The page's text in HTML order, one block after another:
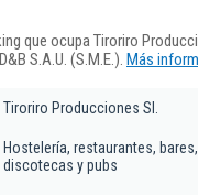
que ocupa Tiroriro
S.A.U. (S.M.E.). Más
Tiroriro Producciones Sl.
Hostelería, restaurantes,
discotecas y pubs